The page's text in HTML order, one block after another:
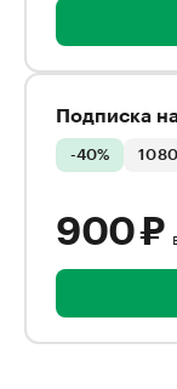
Подписка
-40% 10
900 ₽